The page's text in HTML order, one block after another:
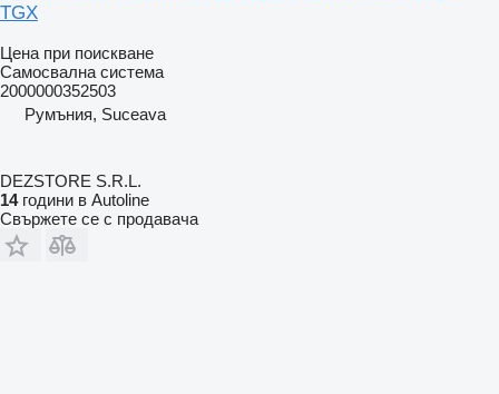
TGX
Цена при поискване
Самосвална система
2000000352503
Румъния, Suceava
DEZSTORE S.R.L.
14години в Autoline
Свържете се с продавача